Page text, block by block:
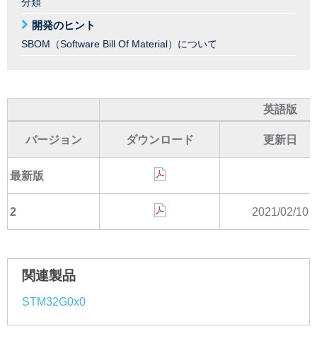
開発のヒント
SBOM（Software Bill Of Material）について
英語版
バージョン ダウンロード 更新日
最新版
2 2021/02/10
関連製品
STM32G0x0